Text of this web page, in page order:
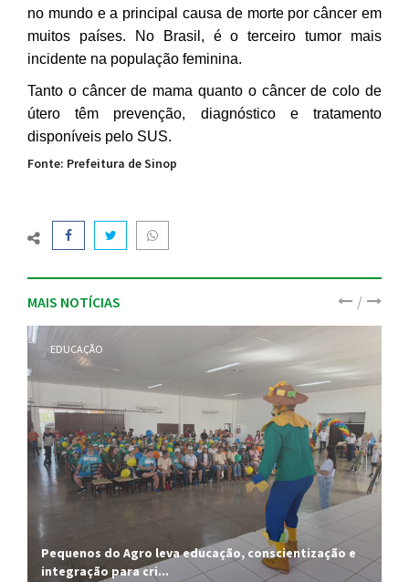
no mundo e a principal causa de morte por câncer em
muitos países. No Brasil, é o terceiro tumor mais
incidente na população feminina.
Tanto o câncer de mama quanto o câncer de colo de
útero têm prevenção, diagnóstico e tratamento
disponíveis pelo SUS.
Fonte: Prefeitura de Sinop
MAIS NOTÍCIAS /
EDUCAÇÃO
Pequenos do Agro leva educação, conscientização e
integração para cri...